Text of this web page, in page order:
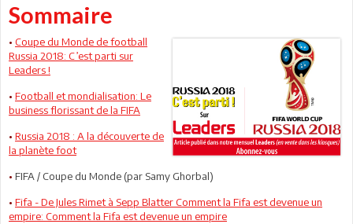
Sommaire
• Coupe du Monde de football
Russia 2018: C’est parti sur
Leaders !
• Football et mondialisation: Le
business florissant de la FIFA
• Russia 2018 : A la découverte de
la planète foot
• FIFA / Coupe du Monde (par Samy Ghorbal)
• Fifa - De Jules Rimet à Sepp Blatter Comment la Fifa est devenue un
empire: Comment la Fifa est devenue un empire